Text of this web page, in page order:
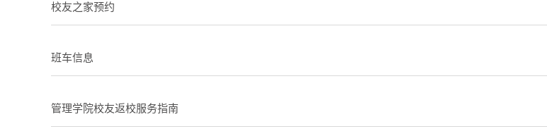
校友之家预约
班车信息
管理学院校友返校服务指南